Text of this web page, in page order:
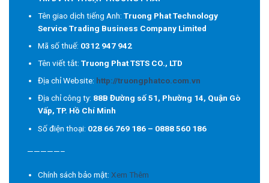
Tên giao dịch tiếng Anh: Truong Phat Technology
Service Trading Business Company Limited
Mã số thuế: 0312 947 942
Tên viết tắt: Truong Phat TSTS CO., LTD
Địa chỉ Website: http://truongphatco.com.vn
Địa chỉ công ty: 88B Đường số 51, Phường 14, Quận Gò
Vấp, TP. Hồ Chí Minh
Số điện thoại: 028 66 769 186 – 0888 560 186
—————–
Chính sách bảo mật: Xem Thêm